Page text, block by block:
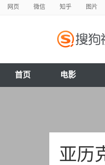
网页 微信 知乎 图片
首页 电影
亚历